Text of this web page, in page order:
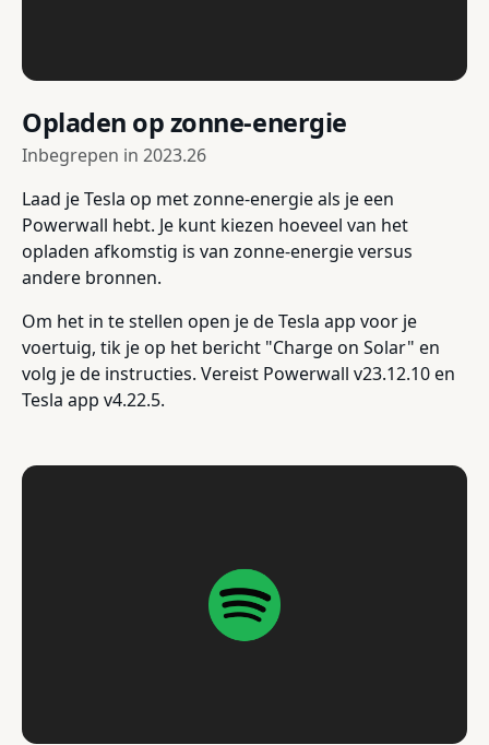
Opladen op zonne-energie
Inbegrepen in 2023.26
Laad je Tesla op met zonne-energie als je een
Powerwall hebt. Je kunt kiezen hoeveel van het
opladen afkomstig is van zonne-energie versus
andere bronnen.
Om het in te stellen open je de Tesla app voor je
voertuig, tik je op het bericht "Charge on Solar" en
volg je de instructies. Vereist Powerwall v23.12.10 en
Tesla app v4.22.5.